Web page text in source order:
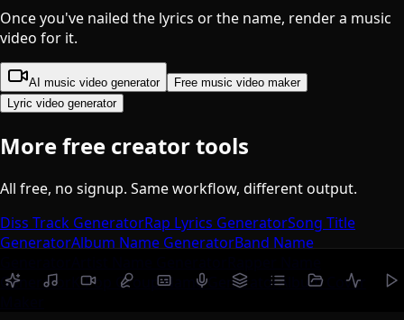
Once you've nailed the lyrics or the name, render a music
video for it.
AI music video generator
Free music video maker
Lyric video generator
More free creator tools
All free, no signup. Same workflow, different output.
Diss Track GeneratorRap Lyrics GeneratorSong Title
GeneratorAlbum Name GeneratorBand Name
Generator
K-Pop Group Name GeneratorAlbum Cover